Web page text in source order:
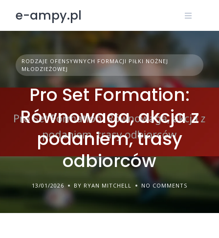
content
e-ampy.pl
RODZAJE OFENSYWNYCH FORMACJI PIŁKI NOŻNEJ
MŁODZIEŻOWEJ
Pro Set Formation:
Równowaga, akcja z
podaniem, trasy
odbiorców
13/01/2026 BY RYAN MITCHELL NO COMMENTS